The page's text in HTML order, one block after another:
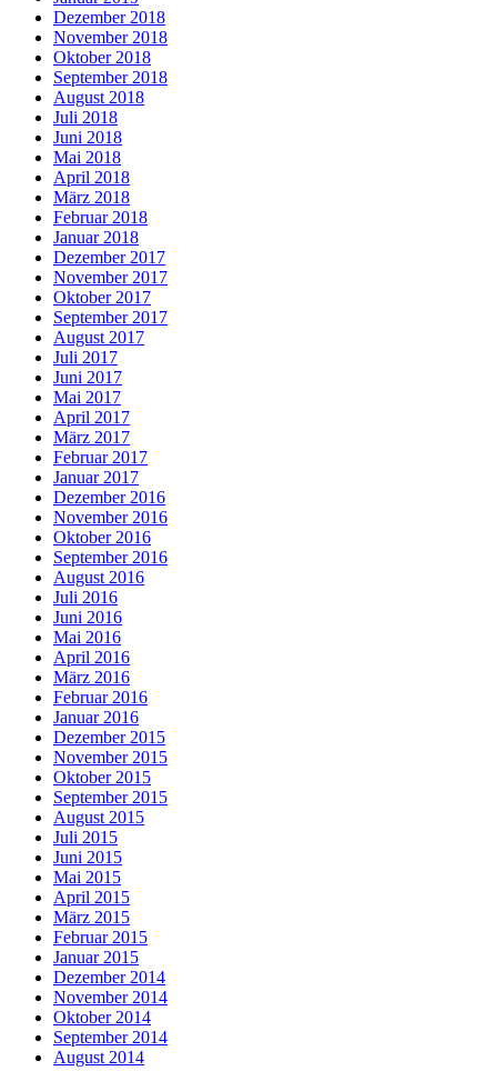
Dezember 2018
November 2018
Oktober 2018
September 2018
August 2018
Juli 2018
Juni 2018
Mai 2018
April 2018
März 2018
Februar 2018
Januar 2018
Dezember 2017
November 2017
Oktober 2017
September 2017
August 2017
Juli 2017
Juni 2017
Mai 2017
April 2017
März 2017
Februar 2017
Januar 2017
Dezember 2016
November 2016
Oktober 2016
September 2016
August 2016
Juli 2016
Juni 2016
Mai 2016
April 2016
März 2016
Februar 2016
Januar 2016
Dezember 2015
November 2015
Oktober 2015
September 2015
August 2015
Juli 2015
Juni 2015
Mai 2015
April 2015
März 2015
Februar 2015
Januar 2015
Dezember 2014
November 2014
Oktober 2014
September 2014
August 2014